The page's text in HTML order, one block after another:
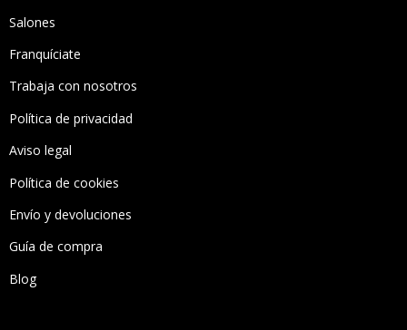
Salones
Franquíciate
Trabaja con nosotros
Política de privacidad
Aviso legal
Política de cookies
Envío y devoluciones
Guía de compra
Blog